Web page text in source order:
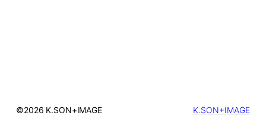
©2026 K.SON+IMAGE K.SON+IMAGE